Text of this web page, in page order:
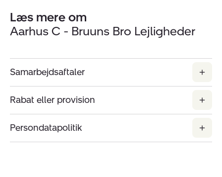
Læs mere om
Aarhus C - Bruuns Bro Lejligheder
Samarbejdsaftaler
Rabat eller provision
Persondatapolitik